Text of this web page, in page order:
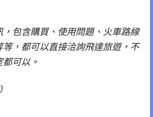
包含購買、使用問題、火車路線
，都可以直接洽詢飛達旅遊，不
可以。